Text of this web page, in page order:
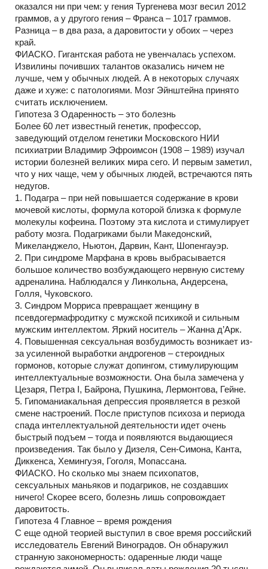
оказался ни при чем: у гения Тургенева мозг весил 2012
граммов, а у другого гения – Франса – 1017 граммов.
Разница – в два раза, а даровитости у обоих – через
край.
ФИАСКО. Гигантская работа не увенчалась успехом.
Извилины почивших талантов оказались ничем не
лучше, чем у обычных людей. А в некоторых случаях
даже и хуже: с патологиями. Мозг Эйнштейна принято
считать исключением.
Гипотеза 3 Одаренность – это болезнь
Более 60 лет известный генетик, профессор,
заведующий отделом генетики Московского НИИ
психиатрии Владимир Эфроимсон (1908 – 1989) изучал
истории болезней великих мира сего. И первым заметил,
что у них чаще, чем у обычных людей, встречаются пять
недугов.
1. Подагра – при ней повышается содержание в крови
мочевой кислоты, формула которой близка к формуле
молекулы кофеина. Поэтому эта кислота и стимулирует
работу мозга. Подагриками были Македонский,
Микеланджело, Ньютон, Дарвин, Кант, Шопенгауэр.
2. При синдроме Марфана в кровь выбрасывается
большое количество возбуждающего нервную систему
адреналина. Наблюдался у Линкольна, Андерсена,
Голля, Чуковского.
3. Синдром Морриса превращает женщину в
псевдогермафродитку с мужской психикой и сильным
мужским интеллектом. Яркий носитель – Жанна д’Арк.
4. Повышенная сексуальная возбудимость возникает из-
за усиленной выработки андрогенов – стероидных
гормонов, которые служат допингом, стимулирующим
интеллектуальные возможности. Она была замечена у
Цезаря, Петра I, Байрона, Пушкина, Лермонтова, Гейне.
5. Гипоманиакальная депрессия проявляется в резкой
смене настроений. После приступов психоза и периода
спада интеллектуальной деятельности идет очень
быстрый подъем – тогда и появляются выдающиеся
произведения. Так было у Дизеля, Сен-Симона, Канта,
Диккенса, Хемингуэя, Гоголя, Мопассана.
ФИАСКО. Но сколько мы знаем психопатов,
сексуальных маньяков и подагриков, не создавших
ничего! Скорее всего, болезнь лишь сопровождает
даровитость.
Гипотеза 4 Главное – время рождения
С еще одной теорией выступил в свое время российский
исследователь Евгений Виноградов. Он обнаружил
странную закономерность: одаренные люди чаще